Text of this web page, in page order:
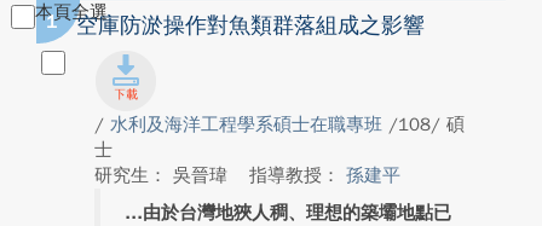
本頁全選
1 空庫防淤操作對魚類群落組成之影響
/ 水利及海洋工程學系碩士在職專班 /108/ 碩
士
研究生： 吳晉瑋
指導教授： 孫建平
由於台灣地狹人稠、理想的築壩地點已